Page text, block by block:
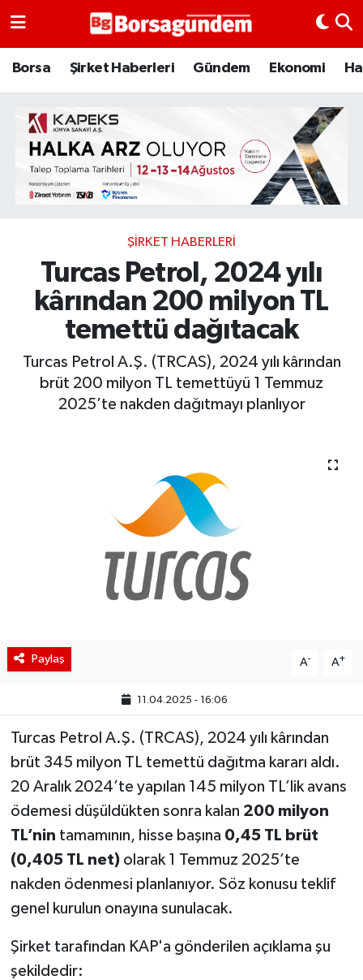
Borsa Şirket Haberleri Gündem Ekonomi
ŞIRKET HABERLERI
Turcas Petrol, 2024 yılı
kârından 200 milyon TL
temettü dağıtacak
Turcas Petrol A.Ş. (TRCAS), 2024 yılı kârından
brüt 200 milyon TL temettüyü 1 Temmuz
2025’te nakden dağıtmayı planlıyor
Paylaş A- A+
11.04.2025 - 16:06
Turcas Petrol A.Ş. (TRCAS), 2024 yılı kârından
brüt 345 milyon TL temettü dağıtma kararı aldı.
20 Aralık 2024’te yapılan 145 milyon TL’lik avans
ödemesi düşüldükten sonra kalan 200 milyon
TL’nin tamamının, hisse başına 0,45 TL brüt
(0,405 TL net)olarak 1 Temmuz 2025’te
nakden ödenmesi planlanıyor. Söz konusu teklif
genel kurulun onayına sunulacak.
Şirket tarafından KAP'a gönderilen açıklama şu
şekildedir:
Borsa
Emtia
Galeri
Bitcoin
Şirket Haberleri
BIST 100 Isı Haritası
Kiripto Para Piyasası
Gizlilik Sözleşmesi
Hakkımızda